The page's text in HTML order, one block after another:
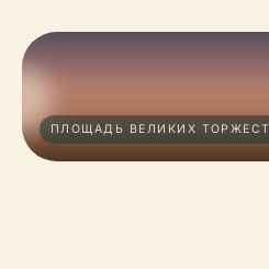
ПЛОЩАДЬ ВЕЛИКИХ